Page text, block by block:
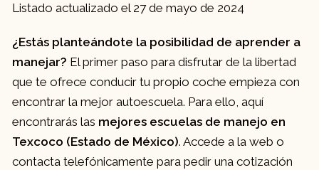
Listado actualizado el 27 de mayo de 2024
¿Estás planteándote la posibilidad de aprender a
manejar? El primer paso para disfrutar de la libertad
que te ofrece conducir tu propio coche empieza con
encontrar la mejor autoescuela. Para ello, aquí
encontrarás las mejores escuelas de manejo en
Texcoco (Estado de México). Accede a la web o
contacta telefónicamente para pedir una cotización